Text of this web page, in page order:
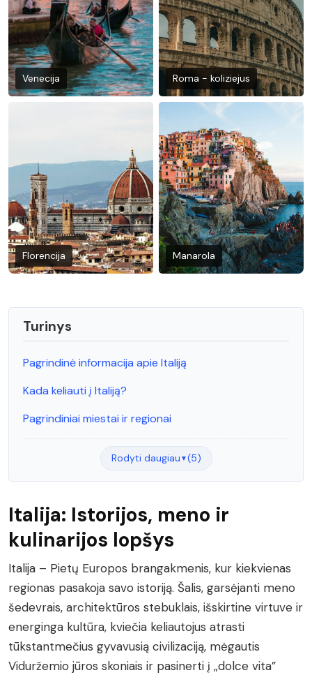
Venecija Roma - koliziejus
Florencija Manarola
Turinys
Pagrindinė informacija apie Italiją
Kada keliauti į Italiją?
Pagrindiniai miestai ir regionai
Rodyti daugiau ▼(5)
Italija: Istorijos, meno ir
kulinarijos lopšys
Italija – Pietų Europos brangakmenis, kur kiekvienas
regionas pasakoja savo istoriją. Šalis, garsėjanti meno
šedevrais, architektūros stebuklais, išskirtine virtuve ir
energinga kultūra, kviečia keliautojus atrasti
tūkstantmečius gyvavusią civilizaciją, mėgautis
Viduržemio jūros skoniais ir pasinerti į „dolce vita”